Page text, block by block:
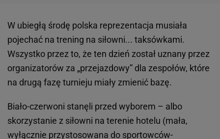
W ubiegłą środę polska reprezentacja musiała
pojechać na trening na siłowni... taksówkami.
Wszystko przez to, że ten dzień został uznany przez
organizatorów za „przejazdowy” dla zespołów, które
na drugą fazę turnieju miały zmienić bazę.
Biało-czerwoni stanęli przed wyborem – albo
skorzystanie z siłowni na terenie hotelu (mała,
wyłącznie przystosowana do sportowców-